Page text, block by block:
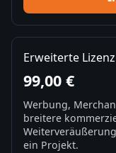
Erweiterte Lizenz
99,00 €
Werbung,
breitere
ein Projekt.